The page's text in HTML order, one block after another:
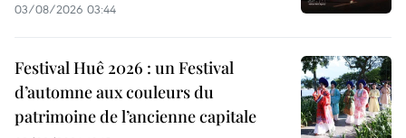
03/08/2026 03:44
Festival Huê 2026 : un Festival
d’automne aux couleurs du
patrimoine de l’ancienne capitale